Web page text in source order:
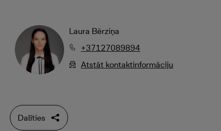
Laura Bērziņa
+37127089894
Atstāt kontaktinformāciju
Dalīties